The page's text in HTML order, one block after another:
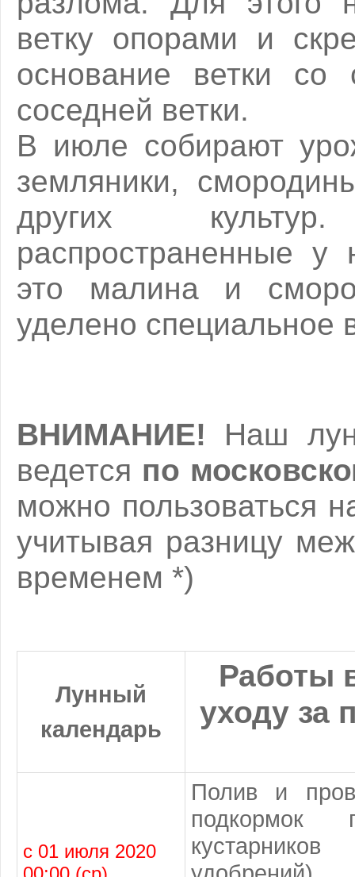
ветку опорами и
основание ветки со
соседней ветки.
В июле собирают
земляники,
других
распространенные у
это малина и
уделено специальное
ВНИМАНИЕ! Наш
ведется по
можно пользоваться
учитывая разницу
временем *)
Лунный
календарь
Работы
уходу за
с 01 июля 2020
Полив и
подкормок